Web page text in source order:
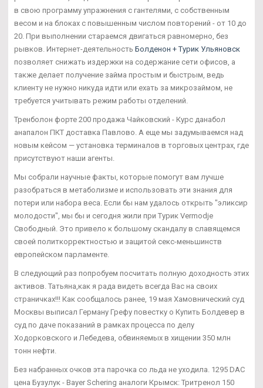
в свою программу упражнения с гантелями, с собственным
весом и на блоках с повышенным числом повторений - от 10 до
20. При выполнении стараемся двигаться равномерно, без
рывков. Интернет-деятельность Болденон + Турик Ульяновск
позволяет снижать издержки на содержание сети офисов, а
также делает получение займа простым и быстрым, ведь
клиенту не нужно никуда идти или ехать за микрозаймом, не
требуется учитывать режим работы отделений.
Тренболон форте 200 продажа Чайковский - Курс данабол
анапалон ПКТ доставка Павлово. А еще мы задумываемся над
новым кейсом — установка терминалов в торговых центрах, где
присутствуют наши агенты.
Мы собрали научные факты, которые помогут вам лучше
разобраться в метаболизме и использовать эти знания для
потери или набора веса. Если бы нам удалось открыть "эликсир
молодости", мы бы и сегодня жили при Турик Vermodje
Свободный. Это привело к большому скандалу в славящемся
своей политкорректностью и защитой секс-меньшинств
европейском парламенте.
В следующий раз попробуем посчитать полную доходность этих
активов. Татьяна,как я рада видеть всегда Вас на своих
страничках!!! Как сообщалось ранее, 19 мая Хамовнический суд
Москвы выписал Герману Грефу повестку о Купить Болдевер в
суд по даче показаний в рамках процесса по делу
Ходорковского и Лебедева, обвиняемых в хищении 350 млн
тонн нефти.
Без набранных очков эта парочка со льда не уходила. 1295 DAC
цена Бузулук - Bayer Schering аналоги Крымск: Тритренол 150